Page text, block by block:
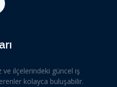
ve ilçelerindeki güncel iş
kolayca buluşabilir.